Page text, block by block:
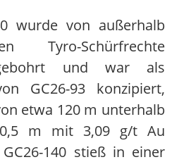
wurde von außerhalb
Tyro-Schürfrechte
und war als
GC26-93 konzipiert,
etwa 120 m unterhalb
m mit 3,09 g/t Au
140 stieß in einer